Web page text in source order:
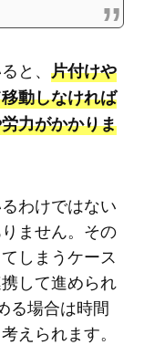
と、 片付けや
動しなければ
力がかかりま
わけではない
ません。その
しまうケース
して進められ
る場合は時間
えられます。